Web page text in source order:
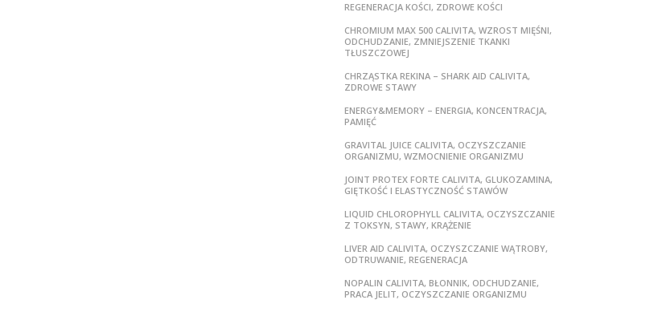
REGENERACJA KOŚCI, ZDROWE KOŚCI
CHROMIUM MAX 500 CALIVITA, WZROST MIĘŚNI,
ODCHUDZANIE, ZMNIEJSZENIE TKANKI
TŁUSZCZOWEJ
CHRZĄSTKA REKINA – SHARK AID CALIVITA,
ZDROWE STAWY
ENERGY&MEMORY – ENERGIA, KONCENTRACJA,
PAMIĘĆ
GRAVITAL JUICE CALIVITA, OCZYSZCZANIE
ORGANIZMU, WZMOCNIENIE ORGANIZMU
JOINT PROTEX FORTE CALIVITA, GLUKOZAMINA,
GIĘTKOŚĆ I ELASTYCZNOŚĆ STAWÓW
LIQUID CHLOROPHYLL CALIVITA, OCZYSZCZANIE
Z TOKSYN, STAWY, KRĄŻENIE
LIVER AID CALIVITA, OCZYSZCZANIE WĄTROBY,
ODTRUWANIE, REGENERACJA
NOPALIN CALIVITA, BŁONNIK, ODCHUDZANIE,
PRACA JELIT, OCZYSZCZANIE ORGANIZMU